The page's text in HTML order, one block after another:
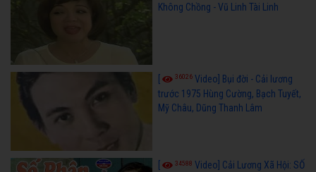
Không Chồng - Vũ Linh Tài Linh
36026 Video] Bụi đời - Cải lương
trước 1975 Hùng Cường, Bạch Tuyết,
Mỹ Châu, Dũng Thanh Lâm
34588 Video] Cải Lương Xã Hội: SỐ